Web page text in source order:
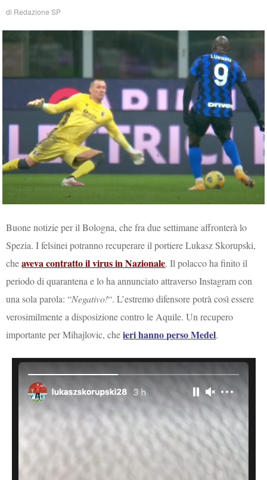
di Redazione SP
Buone notizie per il Bologna, che fra due settimane affronterà lo
Spezia. I felsinei potranno recuperare il portiere Lukasz Skorupski,
cheaveva contratto il virus in Nazionale. Il polacco ha finito il
periodo di quarantena e lo ha annunciato attraverso Instagram con
una sola parola: “Negativo!“. L’estremo difensore potrà così essere
verosimilmente a disposizione contro le Aquile. Un recupero
importante per Mihajlovic, cheieri hanno perso Medel.